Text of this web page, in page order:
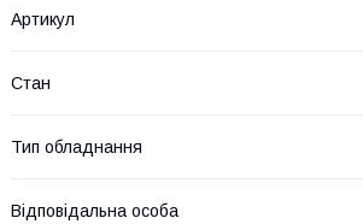
Артикул
Стан
Тип обладнання
Відповідальна особа